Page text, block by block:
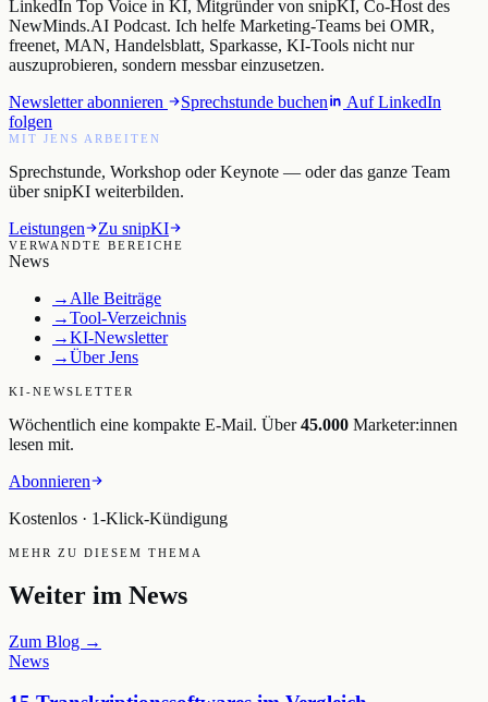
LinkedIn Top Voice in KI, Mitgründer von snipKI, Co-Host des
NewMinds.AI Podcast. Ich helfe Marketing-Teams bei OMR,
freenet, MAN, Handelsblatt, Sparkasse, KI-Tools nicht nur
auszuprobieren, sondern messbar einzusetzen.
Newsletter abonnieren
Sprechstunde buchen
Auf LinkedIn
folgen
MIT JENS ARBEITEN
Sprechstunde, Workshop oder Keynote — oder das ganze Team
über snipKI weiterbilden.
Leistungen
Zu snipKI
VERWANDTE BEREICHE
News
→ Alle Beiträge
→Tool-Verzeichnis
→KI-Newsletter
→Über Jens
KI-NEWSLETTER
Wöchentlich eine kompakte E-Mail. Über 45.000 Marketer:innen
lesen mit.
Abonnieren
Kostenlos · 1-Klick-Kündigung
MEHR ZU DIESEM THEMA
Weiter im News
Zum Blog →
News